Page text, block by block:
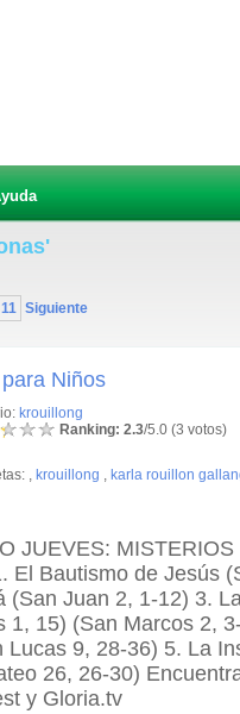
11 Siguiente
Niños
krouillong
Ranking: 2.3/5.0 (3 votos)
, krouillong , karla rouillon
JUEVES:
El Bautismo de Jesús
(San Juan 2, 1-12) 3.
1, 15) (San Marcos 2,
Lucas 9, 28-36) 5. La
26, 26-30)
y Gloria.tv